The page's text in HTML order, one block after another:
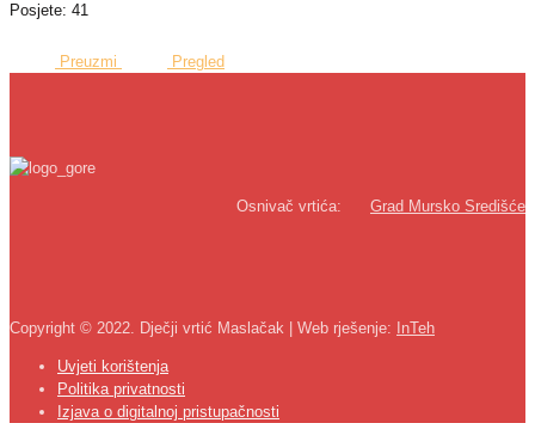
Posjete: 41
Preuzmi Pregled
Osnivač vrtića: Grad Mursko Središće
Copyright © 2022. Dječji vrtić Maslačak | Web rješenje: InTeh
Uvjeti korištenja
Politika privatnosti
Izjava o digitalnoj pristupačnosti